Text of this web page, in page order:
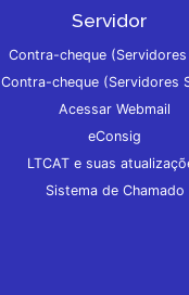
Servidor
Contra-cheque (Servidores
Contra-cheque (Servidores
Acessar Webmail
eConsig
LTCAT e suas
Sistema de Chamado